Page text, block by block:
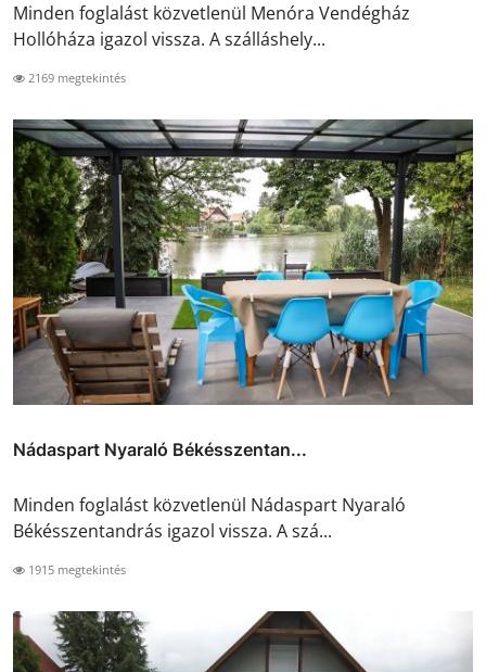
Minden foglalást közvetlenül Menóra Vendégház
Hollóháza igazol vissza. A szálláshely...
2169 megtekintés
Nádaspart Nyaraló Békésszentan...
Minden foglalást közvetlenül Nádaspart Nyaraló
Békésszentandrás igazol vissza. A szá...
1915 megtekintés